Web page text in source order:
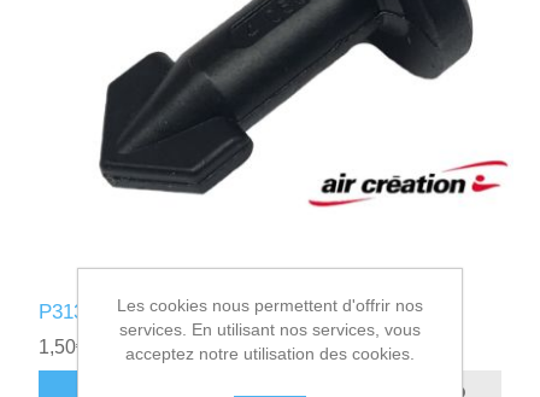
P313005 - VERROU DART 50
1,50€ HT
Les cookies nous permettent d'offrir nos
services. En utilisant nos services, vous
acceptez notre utilisation des cookies.